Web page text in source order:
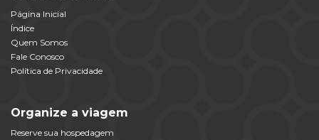
Página Inicial
Índice
Quem Somos
Fale Conosco
Política de Privacidade
Organize a viagem
Reserve sua hospedagem